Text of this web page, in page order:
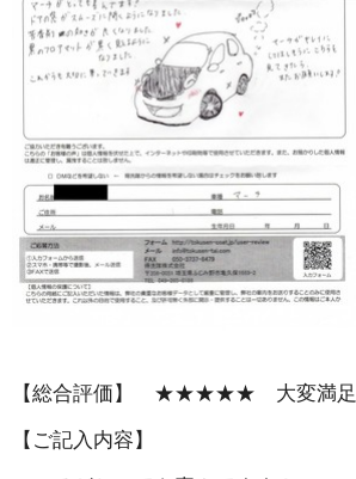
【総合評価】 ★★★★★ 大変満足
【ご記入内容】